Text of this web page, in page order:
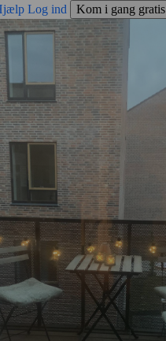
Log ind Kom i gang gratis